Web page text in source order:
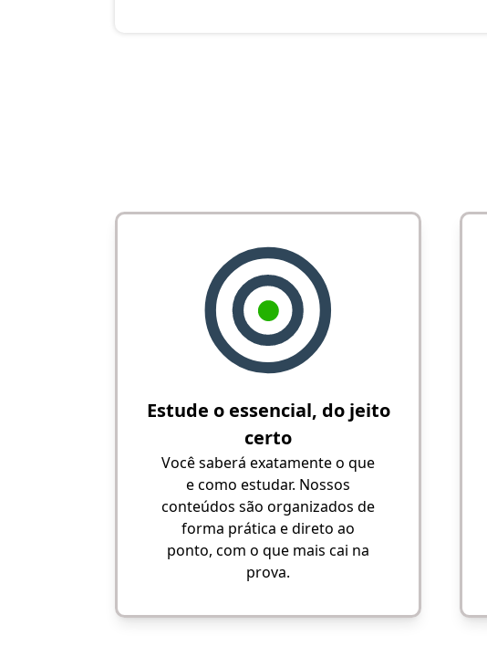
Estude o essencial, do jeito
certo
Você saberá exatamente o que
e como estudar. Nossos
conteúdos são organizados de
forma prática e direto ao
ponto, com o que mais cai na
prova.